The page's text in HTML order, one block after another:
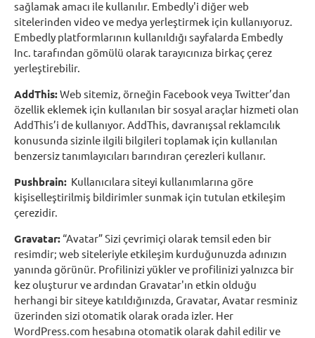
sağlamak amacı ile kullanılır. Embedly'i diğer web
sitelerinden video ve medya yerleştirmek için kullanıyoruz.
Embedly platformlarının kullanıldığı sayfalarda Embedly
Inc. tarafından gömülü olarak tarayıcınıza birkaç çerez
yerleştirebilir.
AddThis:Web sitemiz, örneğin Facebook veya Twitter’dan
özellik eklemek için kullanılan bir sosyal araçlar hizmeti olan
AddThis’i de kullanıyor. AddThis, davranışsal reklamcılık
konusunda sizinle ilgili bilgileri toplamak için kullanılan
benzersiz tanımlayıcıları barındıran çerezleri kullanır.
Pushbrain: Kullanıcılara siteyi kullanımlarına göre
kişiselleştirilmiş bildirimler sunmak için tutulan etkileşim
çerezidir.
Gravatar: “Avatar” Sizi çevrimiçi olarak temsil eden bir
resimdir; web siteleriyle etkileşim kurduğunuzda adınızın
yanında görünür. Profilinizi yükler ve profilinizi yalnızca bir
kez oluşturur ve ardından Gravatar'ın etkin olduğu
herhangi bir siteye katıldığınızda, Gravatar, Avatar resminiz
üzerinden sizi otomatik olarak orada izler. Her
WordPress.com hesabına otomatik olarak dahil edilir ve